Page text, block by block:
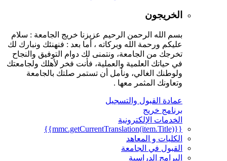
الخريجون
بسم الله الرحمن الرحيم عزيزنا خريج الجامعة : سلام
عليكم ورحمة الله وبركاته ، أما بعد : فنهنئك ونبارك لك
تخرجك من الجامعة، ونتمنى لك دوام التوفيق والنجاح
في حياتك العلمية والعملية، فأنت فخر لأهلك ولجامعتك
ولوطنك الغالي، ونأمل أن تستمر صلتك بالجامعة
وتعاونك المثمر معها .
عمادة القبول والتسجيل
برنامج خريج
الخدمات الإلكترونية
{{mmc.getCurrentTranslation(item.Title)}}
الكليات و المعاهد
القبول في الجامعة
البرامج الدراسية